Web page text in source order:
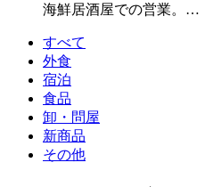
海鮮居酒屋での営業。…
すべて
外食
宿泊
食品
卸・問屋
新商品
その他